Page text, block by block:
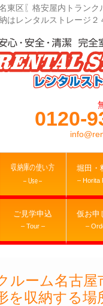
東区〖格安屋内トランク
はレンタルストレージ２
0120-
収納庫の使い方
– Use –
堀田・
– Horita
ご見学申込
– Tour –
仮お申
–
ルーム名古屋
を収納する場